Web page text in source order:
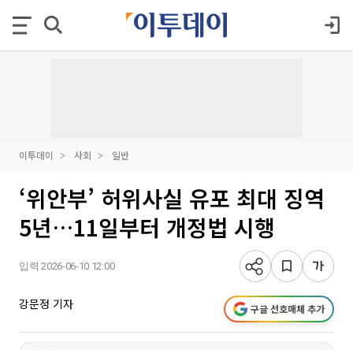
이투데이 사회 일반
‘위안부’ 허위사실 유포 최대 징역
5년…11일부터 개정법 시행
입력 2026-06-10 12:00
강문정 기자 구글 선호매체 추가